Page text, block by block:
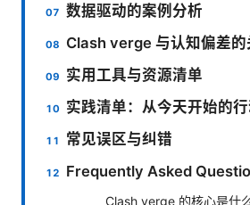
数据驱动的案例分析
Clash verge 与认知偏差的
实用工具与资源清单
实践清单：从今天开始的
常见误区与纠错
Frequently Asked
Clash verge 的核心是什